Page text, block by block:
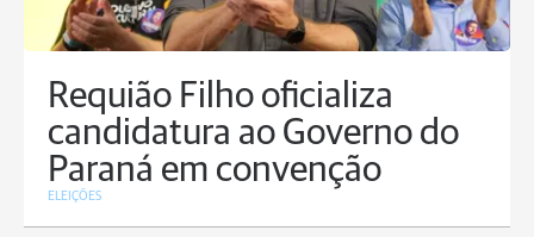
Requião Filho oficializa
candidatura ao Governo do
Paraná em convenção
ELEIÇÕES